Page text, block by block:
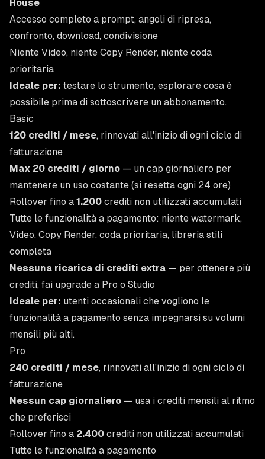
House
Accesso completo a prompt, angoli di ripresa,
confronto, download, condivisione
Niente Video, niente Copy Render, niente coda
prioritaria
Ideale per: testare lo strumento, esplorare cosa è
possibile prima di sottoscrivere un abbonamento.
Basic
120 crediti / mese, rinnovati all'inizio di ogni ciclo di
fatturazione
Max 20 crediti / giorno — un cap giornaliero per
mantenere un uso costante (si resetta ogni 24 ore)
Rollover fino a 1.200 crediti non utilizzati accumulati
Tutte le funzionalità a pagamento: niente watermark,
Video, Copy Render, coda prioritaria, libreria stili
completa
Nessuna ricarica di crediti extra — per ottenere più
crediti, fai upgrade a Pro o Studio
Ideale per: utenti occasionali che vogliono le
funzionalità a pagamento senza impegnarsi su volumi
mensili più alti.
Pro
240 crediti / mese, rinnovati all'inizio di ogni ciclo di
fatturazione
Nessun cap giornaliero — usa i crediti mensili al ritmo
che preferisci
Rollover fino a 2.400 crediti non utilizzati accumulati
Tutte le funzionalità a pagamento